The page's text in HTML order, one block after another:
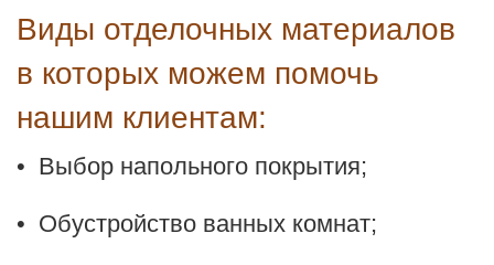
Виды отделочных материалов
в которых можем помочь
нашим клиентам:
• Выбор напольного покрытия;
• Обустройство ванных комнат;